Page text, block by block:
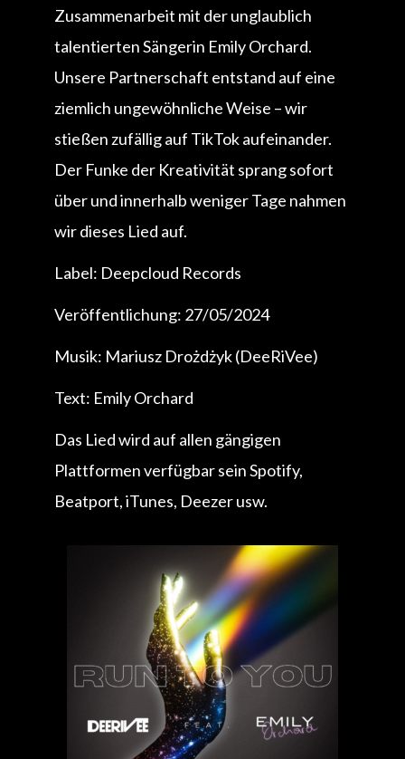
Zusammenarbeit mit der unglaublich
talentierten Sängerin Emily Orchard.
Unsere Partnerschaft entstand auf eine
ziemlich ungewöhnliche Weise – wir
stießen zufällig auf TikTok aufeinander.
Der Funke der Kreativität sprang sofort
über und innerhalb weniger Tage nahmen
wir dieses Lied auf.
Label: Deepcloud Records
Veröffentlichung: 27/05/2024
Musik: Mariusz Drożdżyk (DeeRiVee)
Text: Emily Orchard
Das Lied wird auf allen gängigen
Plattformen verfügbar sein Spotify,
Beatport, iTunes, Deezer usw.